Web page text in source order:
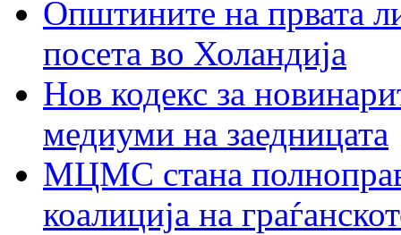
Општините на првата
посета во Холандија
Нов кодекс за
медиуми на заедницата
МЦМС стана
коалиција на